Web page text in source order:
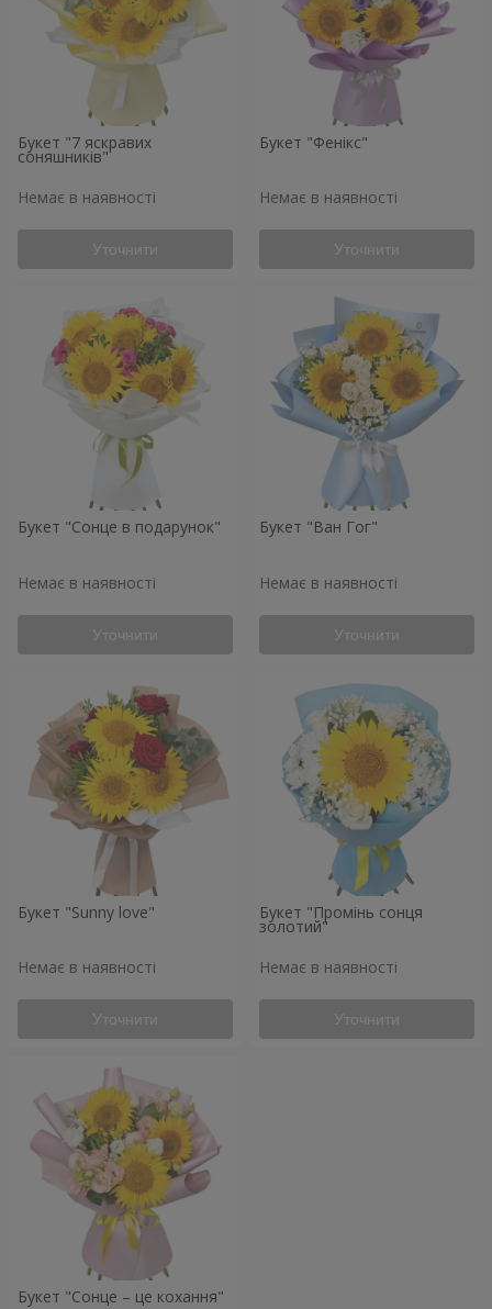
Букет "7 яскравих
соняшників"
Немає в наявності
Уточнити
Букет "Фенікс"
Немає в наявності
Уточнити
Букет "Сонце в подарунок"
Немає в наявності
Уточнити
Букет "Ван Гог"
Немає в наявності
Уточнити
Букет "Sunny love"
Немає в наявності
Уточнити
Букет "Промінь сонця
золотий"
Немає в наявності
Уточнити
Букет "Сонце – це кохання"